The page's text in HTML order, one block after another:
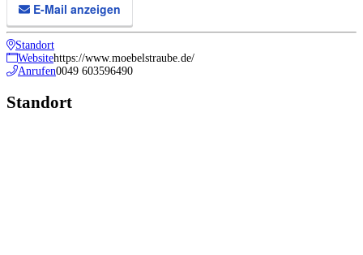
E-Mail anzeigen
Standort
Websitehttps://www.moebelstraube.de/
Anrufen0049 603596490
Standort